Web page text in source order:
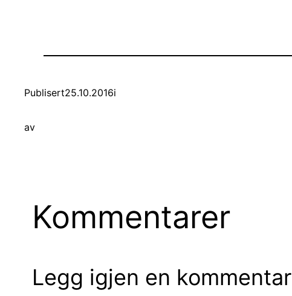
Publisert25.10.2016i
av
Kommentarer
Legg igjen en kommentar